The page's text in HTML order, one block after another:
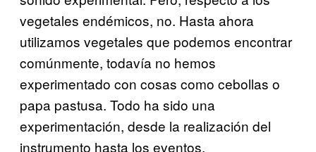
vegetales endémicos, no. Hasta ahora
utilizamos vegetales que podemos encontrar
comúnmente, todavía no hemos
experimentado con cosas como cebollas o
papa pastusa. Todo ha sido una
experimentación, desde la realización del
instrumento hasta los eventos.